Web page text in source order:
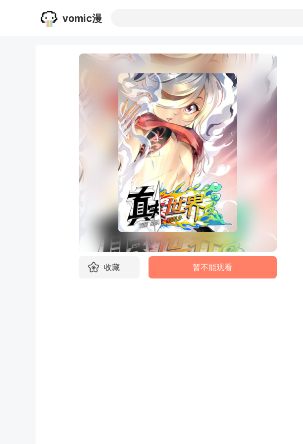
vomic漫
收藏 暂不能观看